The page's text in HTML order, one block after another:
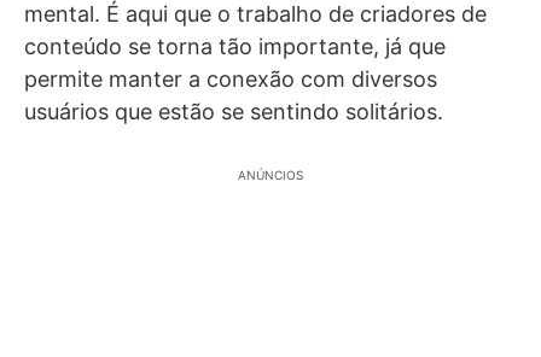
mental. É aqui que o trabalho de criadores de
conteúdo se torna tão importante, já que
permite manter a conexão com diversos
usuários que estão se sentindo solitários.
ANÚNCIOS